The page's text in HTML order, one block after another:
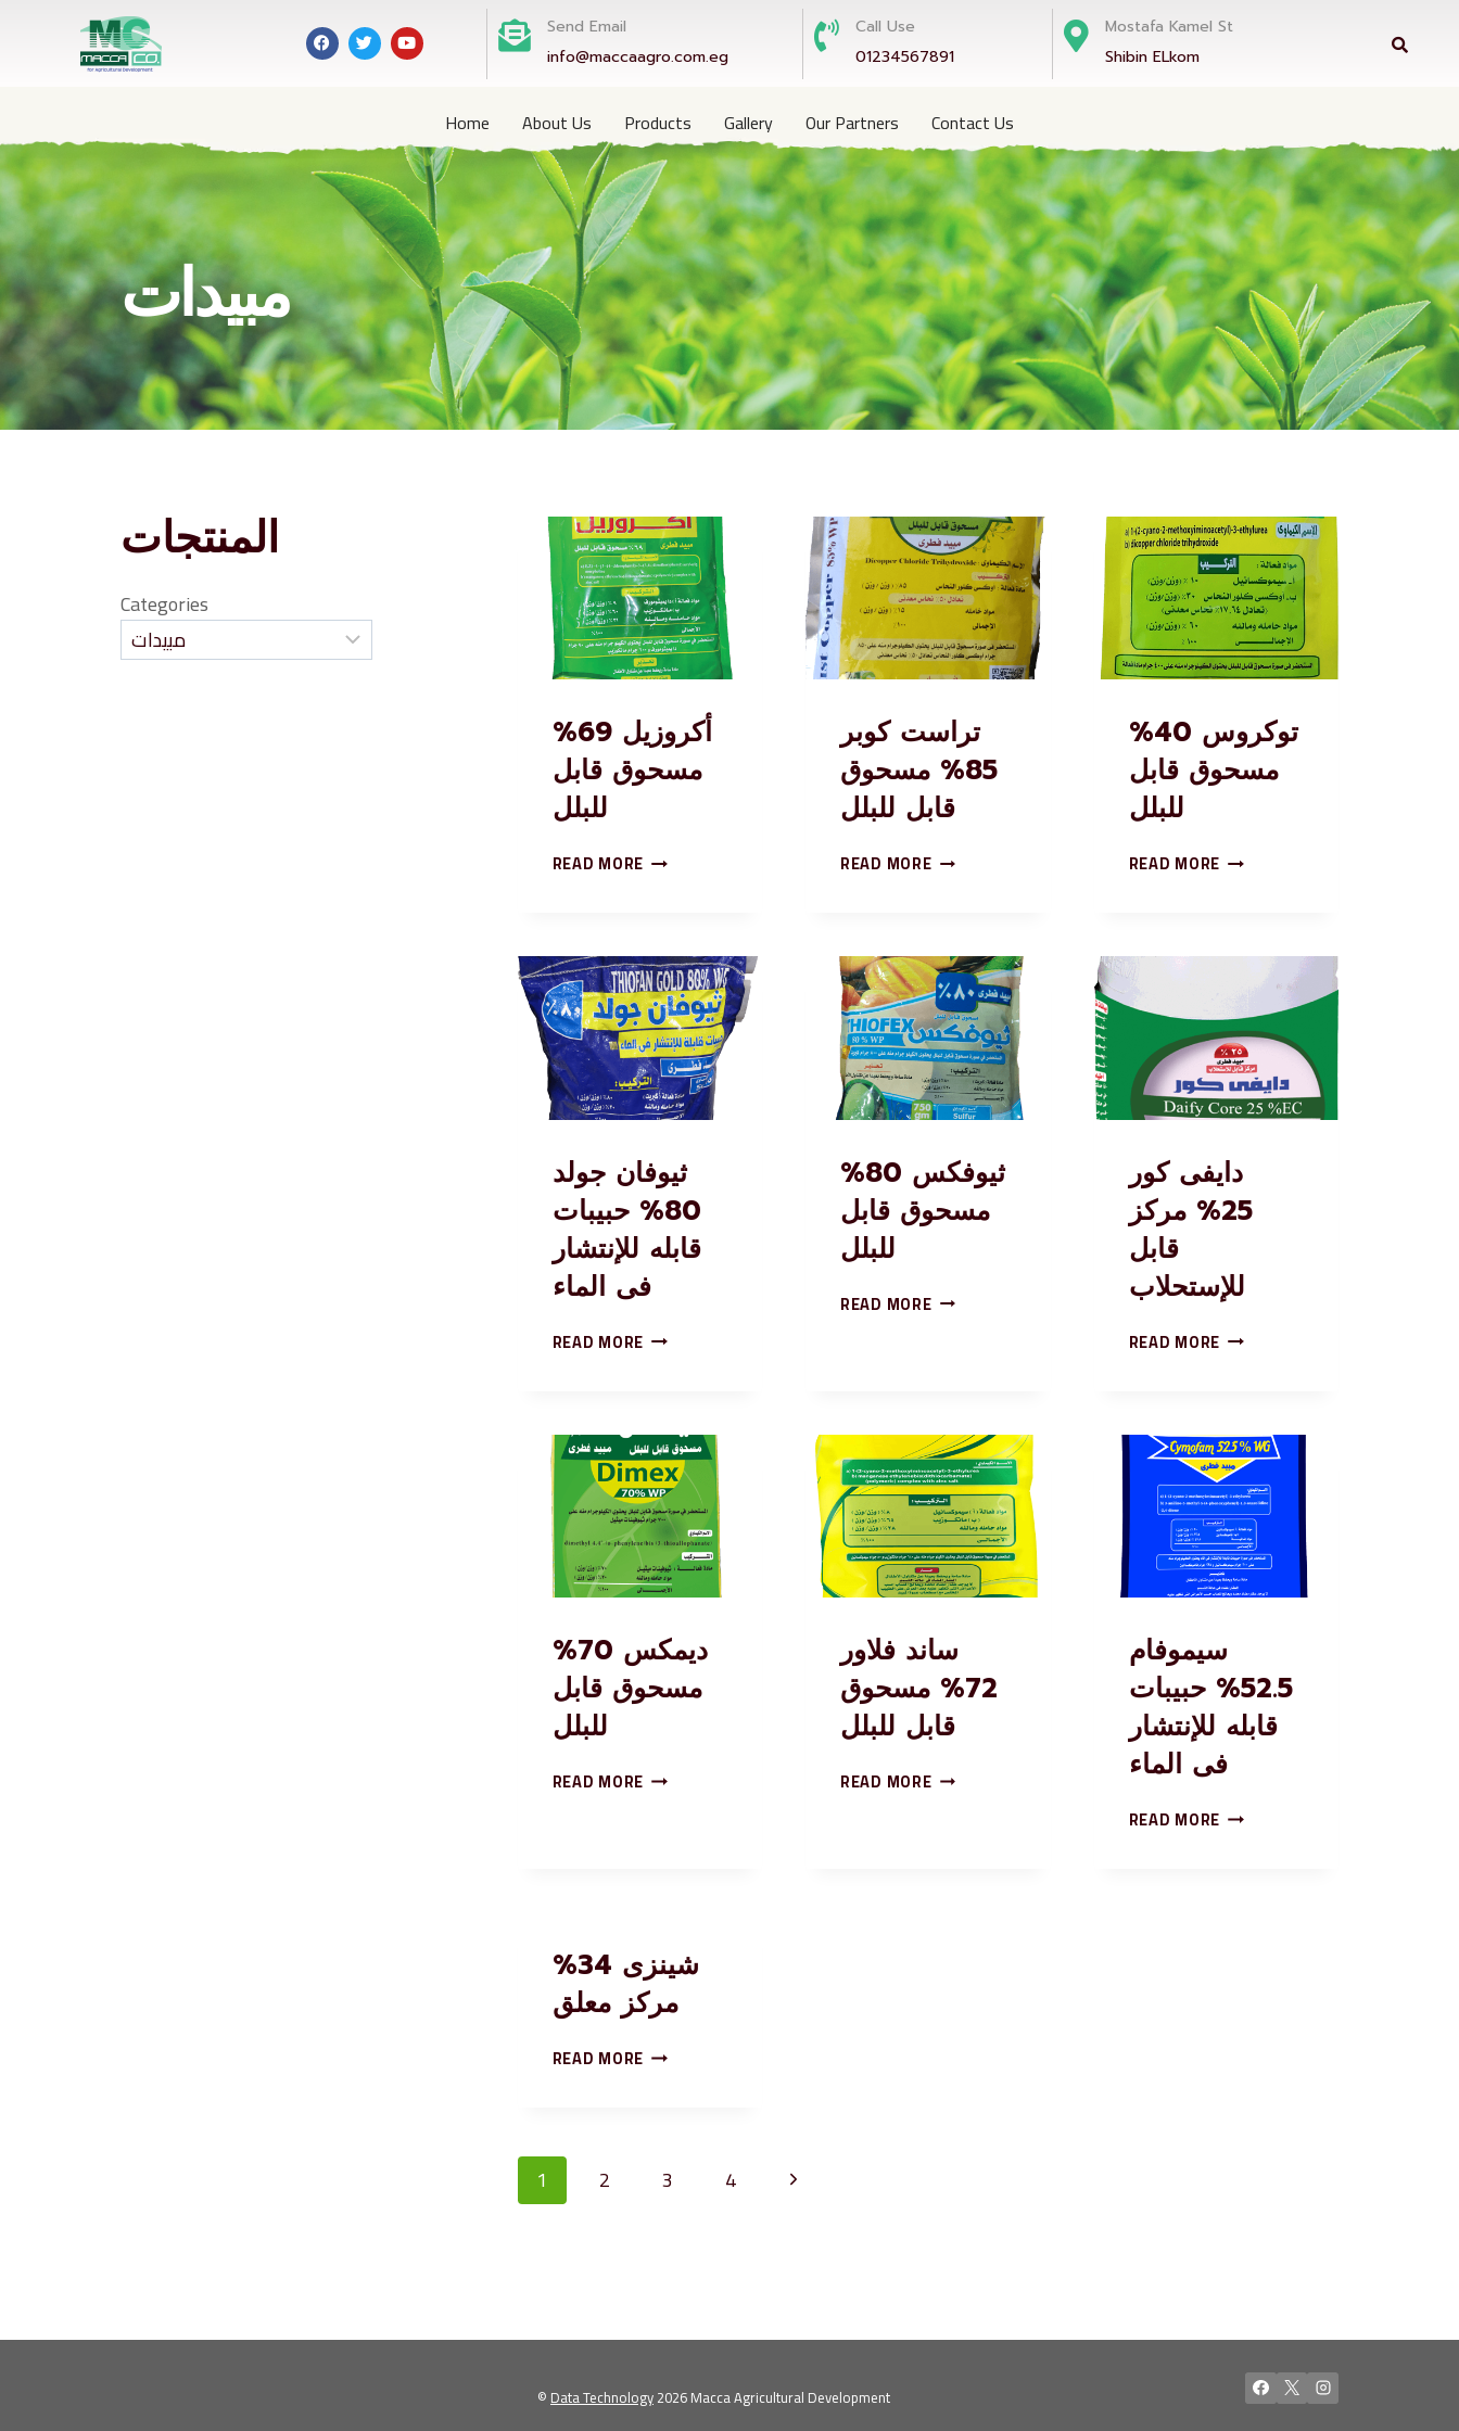
Send Email
info@maccaagro.com.eg
Call Use
01234567891
Mostafa Kamel St
Shibin ELkom
Home About Us Products Gallery Our Partners Contact Us
مبيدات
أكروزيل 69%
مسحوق قابل
للبلل
READ MORE
تراست كوبر
85% مسحوق
قابل للبلل
READ MORE
توكروس 40%
مسحوق قابل
للبلل
READ MORE
ثيوفان جولد
80% حبيبات
قابله للإنتشار
فى الماء
READ MORE
ثيوفكس 80%
مسحوق قابل
للبلل
READ MORE
دايفى كور
25% مركز
قابل
للإستحلاب
READ MORE
ديمكس 70%
مسحوق قابل
للبلل
READ MORE
ساند فلاور
72% مسحوق
قابل للبلل
READ MORE
سيموفام
52.5% حبيبات
قابله للإنتشار
فى الماء
READ MORE
شينزى 34%
مركز معلق
READ MORE
1 2 3 4
المنتجات
Categories
©Data Technology2026 Macca Agricultural Development